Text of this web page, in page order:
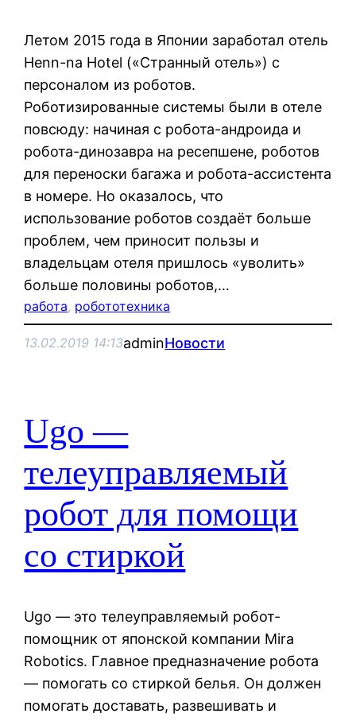
Летом 2015 года в Японии заработал отель
Henn-na Hotel («Странный отель») с
персоналом из роботов.
Роботизированные системы были в отеле
повсюду: начиная с робота-андроида и
робота-динозавра на ресепшене, роботов
для переноски багажа и робота-ассистента
в номере. Но оказалось, что
использование роботов создаёт больше
проблем, чем приносит пользы и
владельцам отеля пришлось «уволить»
больше половины роботов,…
работа, робототехника
13.02.2019 14:13adminНовости
Ugo —
телеуправляемый
робот для помощи
со стиркой
Ugo — это телеуправляемый робот-
помощник от японской компании Mira
Robotics. Главное предназначение робота
— помогать со стиркой белья. Он должен
помогать доставать, развешивать и